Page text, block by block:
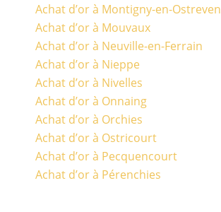
Achat d’or à Montigny-en-
Achat d’or à Mouvaux
Achat d’or à Neuville-en-Ferrain
Achat d’or à Nieppe
Achat d’or à Nivelles
Achat d’or à Onnaing
Achat d’or à Orchies
Achat d’or à Ostricourt
Achat d’or à Pecquencourt
Achat d’or à Pérenchies